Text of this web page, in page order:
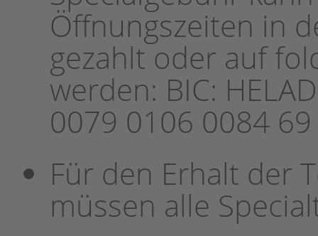
Öffnungszeiten in
gezahlt oder auf
werden: BIC:
0079 0106 0084 69
Für den Erhalt der
müssen alle